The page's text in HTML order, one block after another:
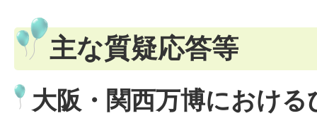
主な質疑応答等
大阪・関西万博におけ